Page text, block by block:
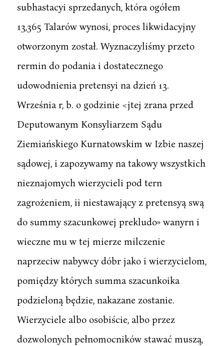
subhastacyi sprzedanych, która ogółem
13,365 Talarów wynosi, proces likwidacyjny
otworzonym został. Wyznaczyliśmy przeto
rermin do podania i dostatecznego
udowodnienia pretensyi na dzień 13.
Września r, b. o godzinie <jtej zrana przed
Deputowanym Konsyliarzem Sądu
Ziemiańskiego Kurnatowskim w Izbie naszej
sądowej, i zapozywamy na takowy wszystkich
nieznajomych wierzycieli pod tern
zagrożeniem, ii niestawający z pretensyą swą
do summy szacunkowej prekludo» wanyrn i
wieczne mu w tej mierze milczenie
naprzeciw nabywcy dóbr jako i wierzycielom,
pomiędzy których summa szacunkoika
podzieloną będzie, nakazane zostanie.
Wierzyciele albo osobiście, albo przez
dozwolonych pełnomocników stawać muszą,